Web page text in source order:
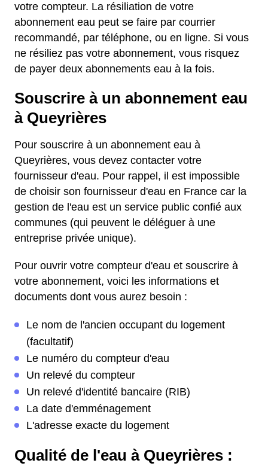
votre compteur. La résiliation de votre
abonnement eau peut se faire par courrier
recommandé, par téléphone, ou en ligne. Si vous
ne résiliez pas votre abonnement, vous risquez
de payer deux abonnements eau à la fois.
Souscrire à un abonnement eau
à Queyrières
Pour souscrire à un abonnement eau à
Queyrières, vous devez contacter votre
fournisseur d'eau. Pour rappel, il est impossible
de choisir son fournisseur d'eau en France car la
gestion de l'eau est un service public confié aux
communes (qui peuvent le déléguer à une
entreprise privée unique).
Pour ouvrir votre compteur d'eau et souscrire à
votre abonnement, voici les informations et
documents dont vous aurez besoin :
Le nom de l'ancien occupant du logement
(facultatif)
Le numéro du compteur d'eau
Un relevé du compteur
Un relevé d'identité bancaire (RIB)
La date d'emménagement
L'adresse exacte du logement
Qualité de l'eau à Queyrières :